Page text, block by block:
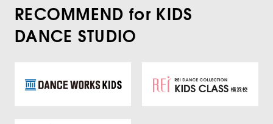
RECOMMEND for KIDS
DANCE STUDIO